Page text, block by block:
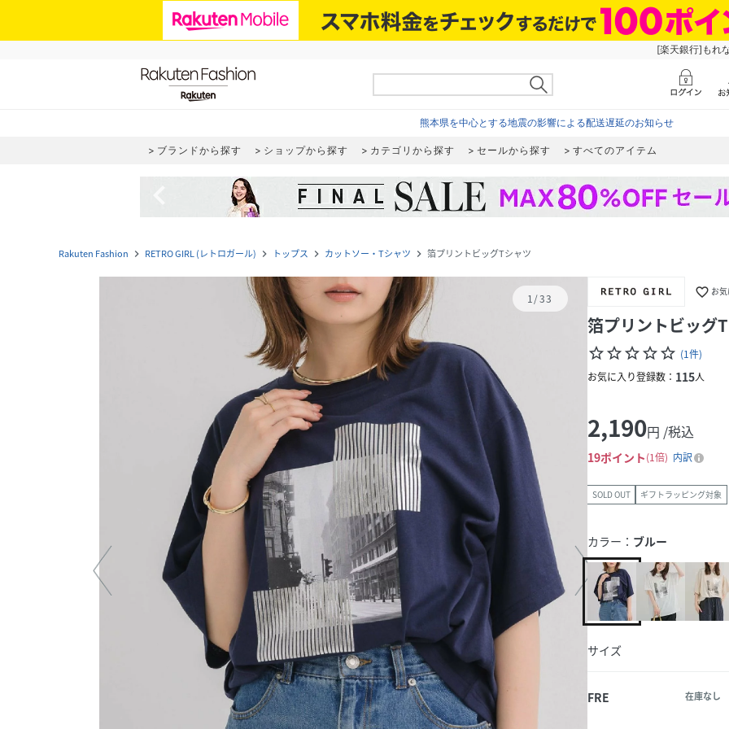
[楽天銀行]もれ
熊本県を中心とする地震の影響による配送遅延のお知らせ
ブランドから探す ショップから探す カテゴリから探す セールから探す すべてのアイテム
Rakuten Fashion navigate_next RETRO GIRL (レトロガール) navigate_next トップス navigate_next カットソー・Tシャツ navigate_next 箔プリントビッグTシャツ
1/33 favorite_border お
箔プリントビッグ
star_borderstar_borderstar_borderstar_borderstar_border (1件)
お気に入り登録数： 115人
2,190円 /税込
19ポイント 1倍 内訳
SOLD OUT ギフトラッピング対象
カラー： ブルー
サイズ
FRE 在庫なし